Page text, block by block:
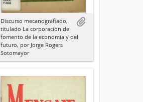
Discurso mecanografiado,
titulado La corporación de
fomento de la economía y del
futuro, por Jorge Rogers
Sotomayor